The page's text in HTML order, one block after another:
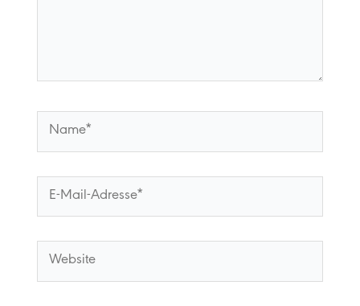
Mail-
Adresse*